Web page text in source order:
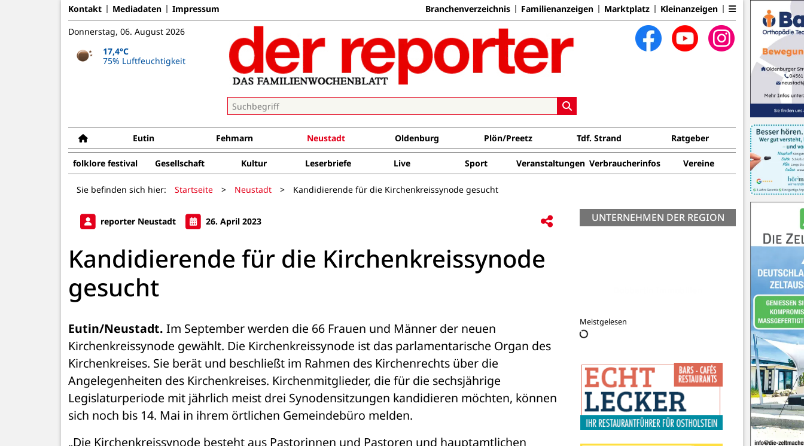
Kontakt Mediadaten Impressum Branchenverzeichnis Familienanzeigen Marktplatz Kleinanzeigen
Donnerstag, 06. August 2026
17,4°C
75% Luftfeuchtigkeit
Eutin Fehmarn Neustadt Oldenburg Plön/Preetz Tdf. Strand Ratgeber
folklore festival Gesellschaft Kultur Leserbriefe Live Sport Veranstaltungen Verbraucherinfos Vereine
Sie befinden sich hier: Startseite > Neustadt > Kandidierende für die Kirchenkreissynode gesucht
reporter Neustadt 26. April 2023
Kandidierende für die Kirchenkreissynode
gesucht
Eutin/Neustadt. Im September werden die 66 Frauen und Männer der neuen
Kirchenkreissynode gewählt. Die Kirchenkreissynode ist das parlamentarische Organ des
Kirchenkreises. Sie berät und beschließt im Rahmen des Kirchenrechts über die
Angelegenheiten des Kirchenkreises. Kirchenmitglieder, die für die sechsjährige
Legislaturperiode mit jährlich meist drei Synodensitzungen kandidieren möchten, können
sich noch bis 14. Mai in ihrem örtlichen Gemeindebüro melden.
„Die Kirchenkreissynode besteht aus Pastorinnen und Pastoren und hauptamtlichen
UNTERNEHMEN DER REGION
Meistgelesen